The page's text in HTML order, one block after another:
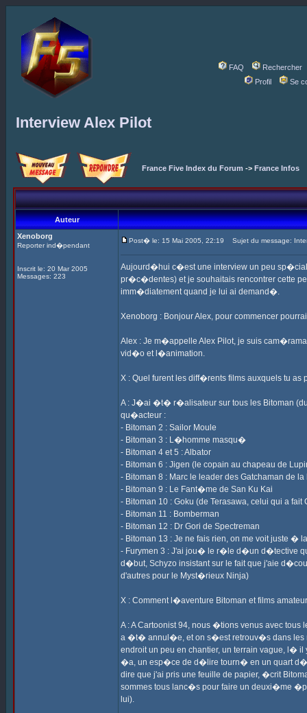
FAQ
Rechercher
Profil
Se
Interview Alex Pilot
France Five Index du Forum -> France Infos
Auteur
Xenoborg
Reporter ind�pendant
Inscrit le: 20 Mar 2005
Messages: 223
Post� le: 15 Mai 2005, 22:19 Sujet du message:
Aujourd�hui c�est une interview un peu
pr�c�dentes) et je souhaitais rencontrer cette
imm�diatement quand je lui ai demand�.
Xenoborg : Bonjour Alex, pour commencer
Alex : Je m�appelle Alex Pilot, je suis
vid�o et l�animation.
X : Quel furent les diff�rents films auxquels tu
A : J�ai �t� r�alisateur sur tous les Bitoman
qu�acteur :
- Bitoman 2 : Sailor Moule
- Bitoman 3 : L�homme masqu�
- Bitoman 4 et 5 : Albator
- Bitoman 6 : Jigen (le copain au chapeau de
- Bitoman 8 : Marc le leader des Gatchaman de
- Bitoman 9 : Le Fant�me de San Ku Kai
- Bitoman 10 : Goku (de Terasawa, celui qui a fait
- Bitoman 11 : Bomberman
- Bitoman 12 : Dr Gori de Spectreman
- Bitoman 13 : Je ne fais rien, on me voit juste
- Furymen 3 : J'ai jou� le r�le d�un d�tective
d�but, Schyzo insistant sur le fait que j'aie
d'autres pour le Myst�rieux Ninja)
X : Comment l�aventure Bitoman et films
A : A Cartoonist 94, nous �tions venus avec tous
a �t� annul�e, et on s�est retrouv�s dans les
endroit un peu en chantier, un terrain vague, l�
�a, un esp�ce de d�lire tourn� en un quart
dire que j'ai pris une feuille de papier, �crit
sommes tous lanc�s pour faire un deuxi�me
lui).